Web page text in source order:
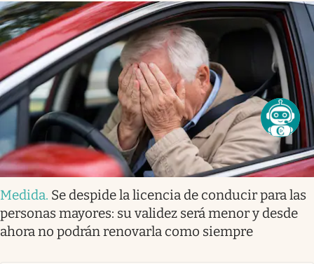
Medida. Se despide la licencia de conducir para las
personas mayores: su validez será menor y desde
ahora no podrán renovarla como siempre